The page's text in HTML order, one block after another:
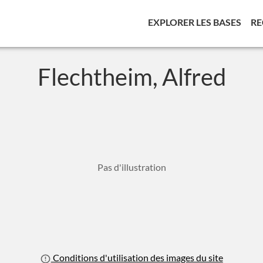
EXPLORER LES BASES
Flechtheim, Alfred
Pas d'illustration
Conditions d'utilisation des images du site